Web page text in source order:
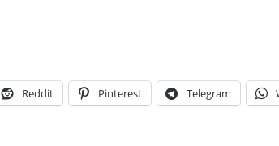
Reddit Pinterest Telegram